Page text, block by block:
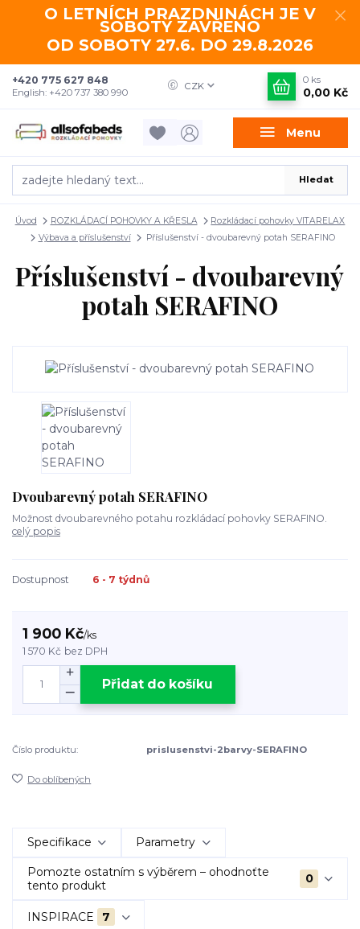
O LETNÍCH PRAZDNINÁCH JE V
SOBOTY ZAVŘENO
OD SOBOTY 27.6. DO 29.8.2026
Menu
CZK
Hledat
+420 775 627 848
English: +420 737 380 990
0 ks
0,00 Kč
Úvod ROZKLÁDACÍ POHOVKY A KŘESLA
Rozkládací pohovky VITARELAX
Výbava a příslušenství
Příslušenství - dvoubarevný potah SERAFINO
Příslušenství - dvoubarevný
potah SERAFINO
Dvoubarevný potah SERAFINO
Možnost dvoubarevného potahu rozkládací pohovky SERAFINO.
celý popis
Dostupnost 6 - 7 týdnů
1 900 Kč/ks
1 570 Kč bez DPH
Přidat do košíku
Číslo produktu: prislusenstvi-2barvy-SERAFINO
Do oblíbených
Specifikace Parametry
Pomozte ostatním s výběrem – ohodnoťte
tento produkt
0
INSPIRACE 7